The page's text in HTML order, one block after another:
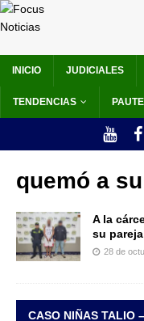
INICIO JUDICIALES
TENDENCIAS
quemó a
A la
su
28 de
CASO NIÑAS TALIO